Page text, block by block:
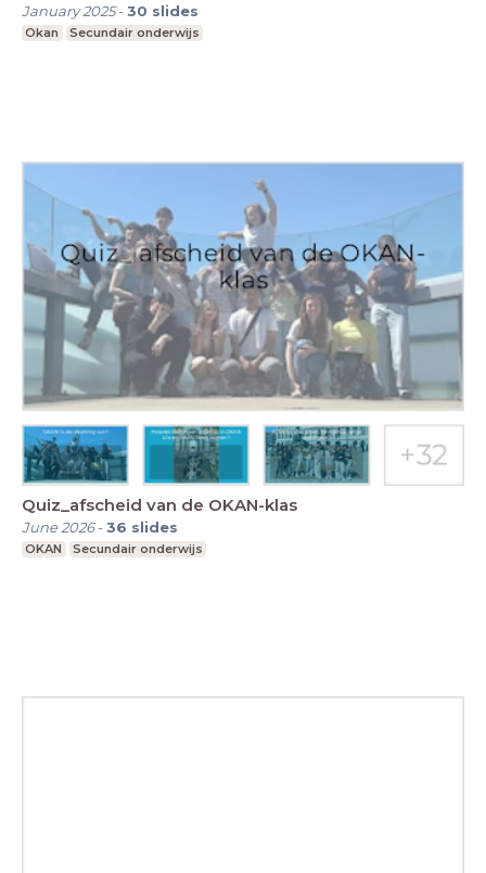
January 2025-30 slides
Okan Secundair onderwijs
Quiz_afscheid van de OKAN-klas
June 2026-36 slides
OKAN Secundair onderwijs